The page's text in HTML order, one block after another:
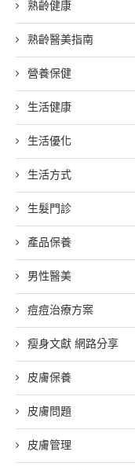
熟齡健康
熟齡醫美指南
營養保健
生活健康
生活優化
生活方式
生髮門診
產品保養
男性醫美
痘痘治療方案
瘦身文獻 網路分享
皮膚保養
皮膚問題
皮膚管理